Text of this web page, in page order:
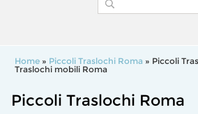
Home » Piccoli Traslochi Roma » Piccoli
Traslochi mobili Roma
Piccoli Traslochi Roma